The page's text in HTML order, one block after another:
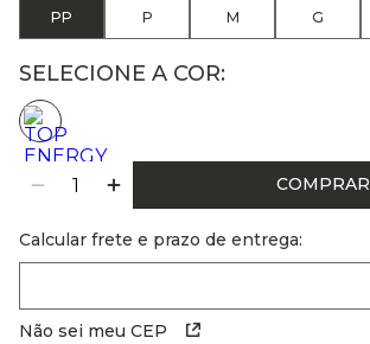
PP P M G
SELECIONE A COR:
COMPRAR
Calcular frete e prazo de entrega:
Não sei meu CEP